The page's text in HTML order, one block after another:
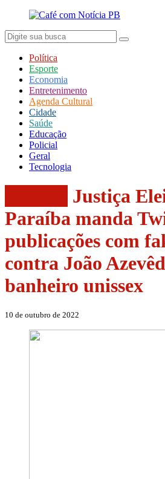
Política
Esporte
Economia
Entretenimento
Agenda Cultural
Cidade
Saúde
Educação
Policial
Geral
Tecnologia
Justiça
Paraíba manda
publicações com
contra João
banheiro unissex
10 de outubro de 2022